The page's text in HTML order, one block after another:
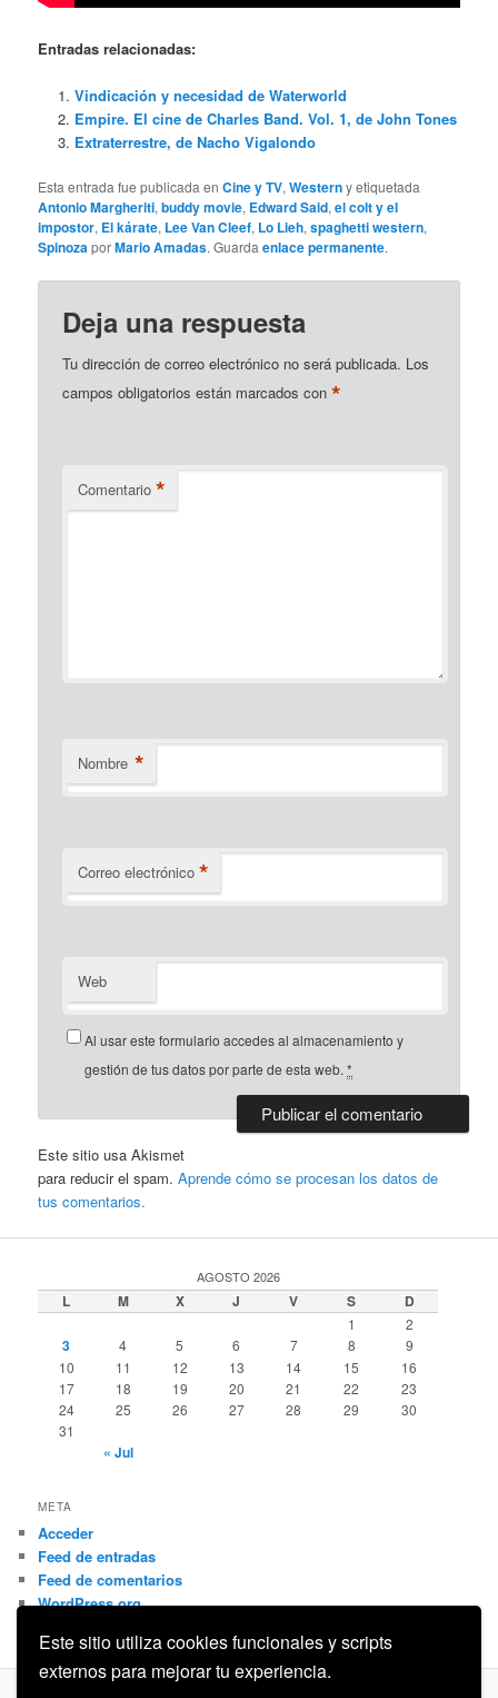
Este sitio utiliza cookies funcionales y scripts
externos para mejorar tu experiencia.
Entradas relacionadas:
Vindicación y necesidad de Waterworld
Empire. El cine de Charles Band. Vol. 1, de John Tones
Extraterrestre, de Nacho Vigalondo
Esta entrada fue publicada enCine y TV,Westerny etiquetada
Antonio Margheriti,buddy movie, Edward Said,el colt y el
impostor, El kárate, Lee Van Cleef, Lo Lieh,spaghetti western,
SpinozaporMario Amadas. Guardaenlace permanente.
Deja una respuesta
Tu dirección de correo electrónico no será publicada. Los
campos obligatorios están marcados con*
Comentario *
Nombre *
Correo electrónico *
Web
Al usar este formulario accedes al almacenamiento y
gestión de tus datos por parte de esta web.*
Este sitio usa Akismet
para reducir el spam.Aprende cómo se procesan los datos de
tus comentarios.
AGOSTO 2026
L M X J V S D
1 2
3 4 5 6 7 8
9
10
11 12 13 14 15
16
17
18 19 20 21 22
23
24
25 26 27 28 29
30
31
« Jul
META
Acceder
Feed de entradas
Feed de comentarios
WordPress.org